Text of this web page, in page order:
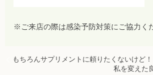
※ご来店の際は感染予防対策にご協力く
もちろんサプリメントに頼りたくないけど！
私を変えた